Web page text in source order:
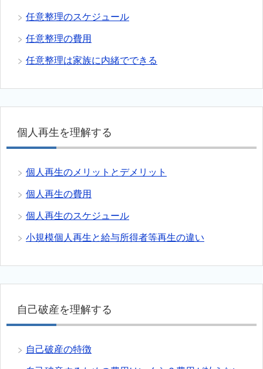
任意整理のスケジュール
任意整理の費用
任意整理は家族に内緒でできる
個人再生を理解する
個人再生のメリットとデメリット
個人再生の費用
個人再生のスケジュール
小規模個人再生と給与所得者等再生の違い
自己破産を理解する
自己破産の特徴